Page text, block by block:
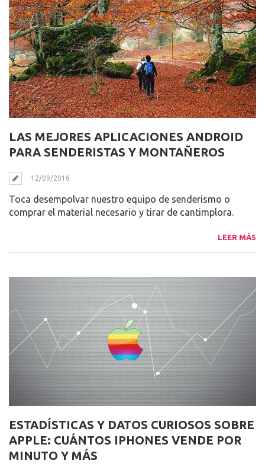
LAS MEJORES APLICACIONES ANDROID
PARA SENDERISTAS Y MONTAÑEROS
12/09/2016
Toca desempolvar nuestro equipo de senderismo o
comprar el material necesario y tirar de cantimplora.
LEER MÁS
ESTADÍSTICAS Y DATOS CURIOSOS SOBRE
APPLE: CUÁNTOS IPHONES VENDE POR
MINUTO Y MÁS